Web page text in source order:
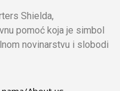
Shielda,
pomoć koja je simbol
novinarstvu i slobodi